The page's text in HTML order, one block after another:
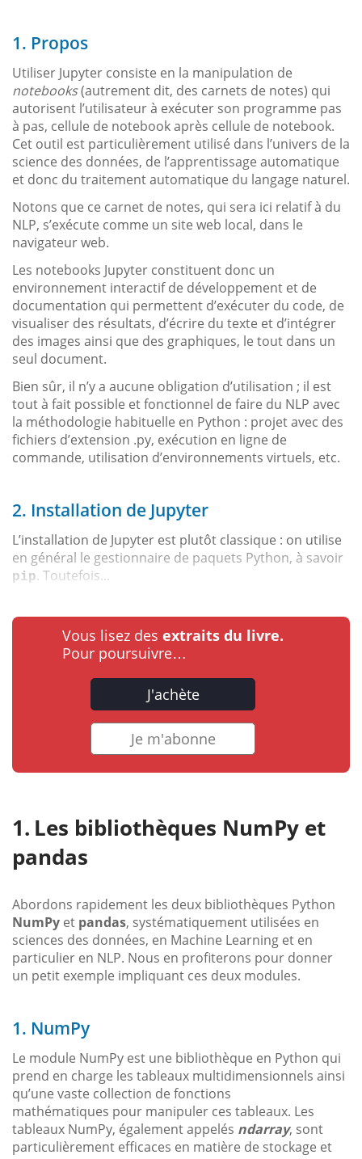
1. Propos
Utiliser Jupyter consiste en la manipulation de
notebooks(autrement dit, des carnets de notes) qui
autorisent l’utilisateur à exécuter son programme pas
à pas, cellule de notebook après cellule de notebook.
Cet outil est particulièrement utilisé dans l’univers de la
science des données, de l’apprentissage automatique
et donc du traitement automatique du langage naturel.
Notons que ce carnet de notes, qui sera ici relatif à du
NLP, s’exécute comme un site web local, dans le
navigateur web.
Les notebooks Jupyter constituent donc un
environnement interactif de développement et de
documentation qui permettent d’exécuter du code, de
visualiser des résultats, d’écrire du texte et d’intégrer
des images ainsi que des graphiques, le tout dans un
seul document.
Bien sûr, il n’y a aucune obligation d’utilisation ; il est
tout à fait possible et fonctionnel de faire du NLP avec
la méthodologie habituelle en Python : projet avec des
fichiers d’extension .py, exécution en ligne de
commande, utilisation d’environnements virtuels, etc.
2. Installation de Jupyter
L’installation de Jupyter est plutôt classique : on utilise
en général le gestionnaire de paquets Python, à savoir
pip. Toutefois...
Vous lisez des extraits du livre.
Pour poursuivre…
J'achète
Je m'abonne
Les bibliothèques NumPy et
pandas
Abordons rapidement les deux bibliothèques Python
NumPy et pandas, systématiquement utilisées en
sciences des données, en Machine Learning et en
particulier en NLP. Nous en profiterons pour donner
un petit exemple impliquant ces deux modules.
1. NumPy
Le module NumPy est une bibliothèque en Python qui
prend en charge les tableaux multidimensionnels ainsi
qu’une vaste collection de fonctions
mathématiques pour manipuler ces tableaux. Les
tableaux NumPy, également appelés ndarray, sont
particulièrement efficaces en matière de stockage et